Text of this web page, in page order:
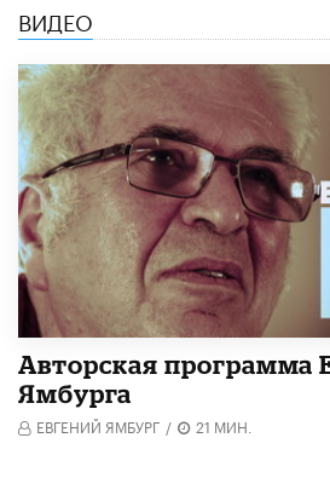
ВИДЕО
Авторская программа
Ямбурга
ЕВГЕНИЙ ЯМБУРГ / 21 МИН.